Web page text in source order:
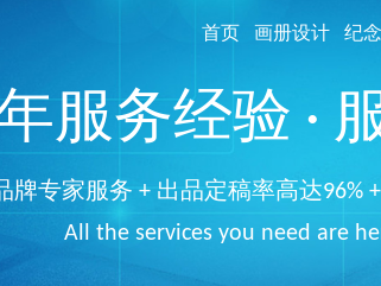
首页 画册设计 纪
服务经验 ·
牌专家服务 + 出品定稿率高达96%
All the services you need are